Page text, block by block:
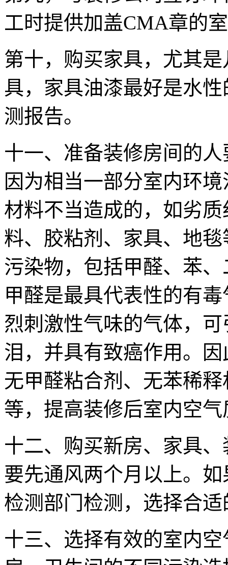
工时提供加盖CMA章的
第十，购买家具，尤其
具，家具油漆最好是水
测报告。
十一、准备装修房间的
因为相当一部分室内环
材料不当造成的，如劣
料、胶粘剂、家具、地
污染物，包括甲醛、苯
甲醛是最具代表性的有
烈刺激性气味的气体，
泪，并具有致癌作用。
无甲醛粘合剂、无苯稀
等，提高装修后室内空
十二、购买新房、家具
要先通风两个月以上。
检测部门检测，选择合
十三、选择有效的室内